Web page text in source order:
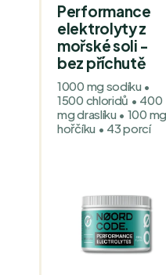
Performance
elektrolyty z
mořské soli -
bez příchutě
1000 mg sodíku •
1500 chloridů • 400
mg draslíku • 100 mg
hořčíku • 43 porcí